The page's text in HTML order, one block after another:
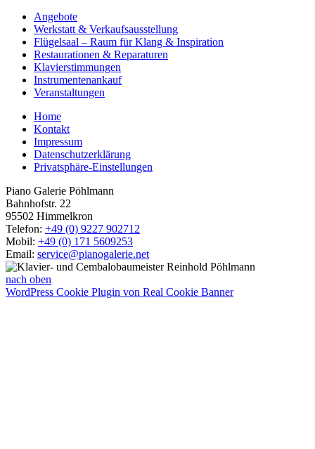
Angebote
Werkstatt & Verkaufsausstellung
Flügelsaal – Raum für Klang & Inspiration
Restaurationen & Reparaturen
Klavierstimmungen
Instrumentenankauf
Veranstaltungen
Home
Kontakt
Impressum
Datenschutzerklärung
Privatsphäre-Einstellungen
Piano Galerie Pöhlmann
Bahnhofstr. 22
95502 Himmelkron
Telefon: +49 (0) 9227 902712
Mobil: +49 (0) 171 5609253
Email: service@pianogalerie.net
nach oben
WordPress Cookie Plugin von Real Cookie Banner